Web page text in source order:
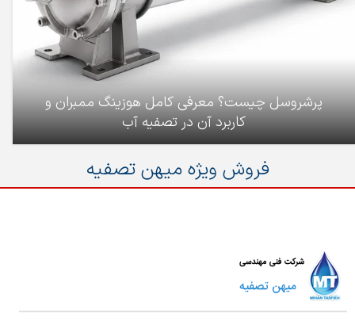
پرشروسل چیست؟ معرفی کامل هوزینگ ممبران و
کاربرد آن در تصفیه آب
فروش ویژه میهن تصفیه